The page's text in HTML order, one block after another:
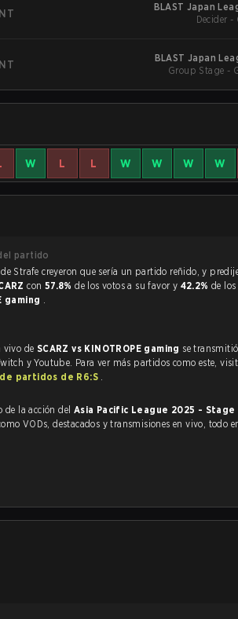
BLAST Japan
Decider -
BLAST Japan
Group Stage -
W L L W W W W
partido
partido reñido, y predijeron la
con 57.8%de los votos a su favor y 42.2% de
gaming .
vivo de SCARZ vs KINOTROPE gaming se
y Youtube. Para ver más partidos como este,
partidos de R6:S .
de la acción del Asia Pacific League 2025 - Stage
, así como VODs, destacados y transmisiones en vivo, todo